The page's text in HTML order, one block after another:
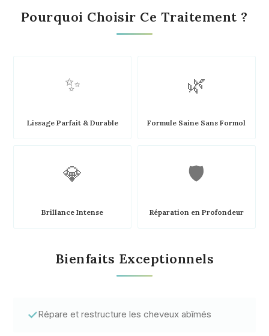
Pourquoi Choisir Ce Traitement ?
✨
Lissage Parfait & Durable
🌿
Formule Saine Sans Formol
💎
Brillance Intense
🛡️
Réparation en Profondeur
Bienfaits Exceptionnels
✓Répare et restructure les cheveux abîmés